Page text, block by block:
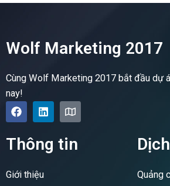
Wolf Marketing 2017
Cùng Wolf Marketing 2017 bắt đầu dự
nay!
F
a
c
e
b
o
k
L
i
n
e
n
M
a
p
Thông tin
Giới thiệu
Quảng